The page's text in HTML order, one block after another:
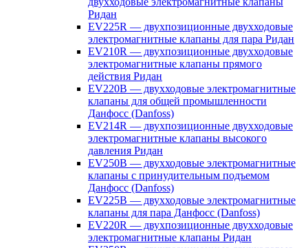
Ридан
EV225R — двухпозиционные двухходовые
электромагнитные клапаны для пара Ридан
EV210R — двухпозиционные двухходовые
электромагнитные клапаны прямого
действия Ридан
EV220B — двухходовые электромагнитные
клапаны для общей промышленности
Данфосс (Danfoss)
EV214R — двухпозиционные двухходовые
электромагнитные клапаны высокого
давления Ридан
EV250B — двухходовые электромагнитные
клапаны с принудительным подъемом
Данфосс (Danfoss)
EV225B — двухходовые электромагнитные
клапаны для пара Данфосс (Danfoss)
EV220R — двухпозиционные двухходовые
электромагнитные клапаны Ридан